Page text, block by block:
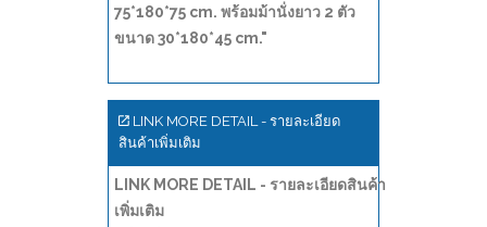
75*180*75 cm. พร้อมม้านั่งยาว 2 ตัว
ขนาด 30*180*45 cm."
LINK MORE DETAIL - รายละเอียด
สินค้าเพิ่มเติม
LINK MORE DETAIL - รายละเอียดสินค้า
เพิ่มเติม